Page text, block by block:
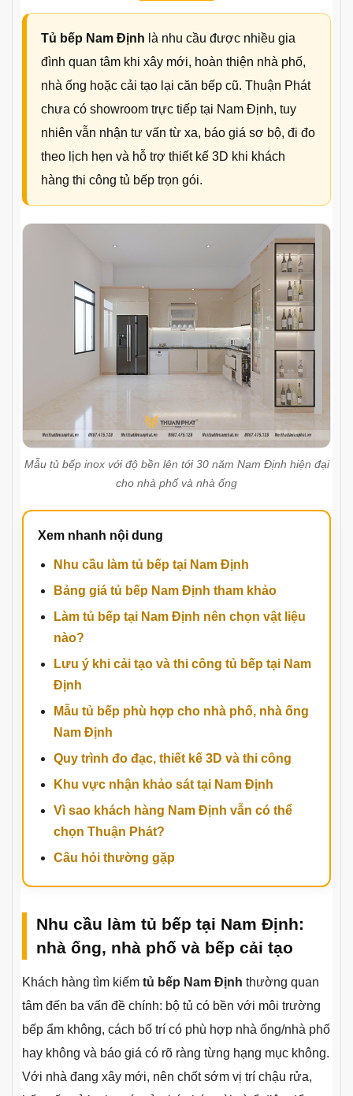
Tủ bếp Nam Định là nhu cầu được nhiều gia
đình quan tâm khi xây mới, hoàn thiện nhà phố,
nhà ống hoặc cải tạo lại căn bếp cũ. Thuận Phát
chưa có showroom trực tiếp tại Nam Định, tuy
nhiên vẫn nhận tư vấn từ xa, báo giá sơ bộ, đi đo
theo lịch hẹn và hỗ trợ thiết kế 3D khi khách
hàng thi công tủ bếp trọn gói.
Mẫu tủ bếp inox với độ bền lên tới 30 năm Nam Định hiện đại
cho nhà phố và nhà ống
Xem nhanh nội dung
Nhu cầu làm tủ bếp tại Nam Định
Bảng giá tủ bếp Nam Định tham khảo
Làm tủ bếp tại Nam Định nên chọn vật liệu
nào?
Lưu ý khi cải tạo và thi công tủ bếp tại Nam
Định
Mẫu tủ bếp phù hợp cho nhà phố, nhà ống
Nam Định
Quy trình đo đạc, thiết kế 3D và thi công
Khu vực nhận khảo sát tại Nam Định
Vì sao khách hàng Nam Định vẫn có thể
chọn Thuận Phát?
Câu hỏi thường gặp
Nhu cầu làm tủ bếp tại Nam Định:
nhà ống, nhà phố và bếp cải tạo
Khách hàng tìm kiếm tủ bếp Nam Định thường quan
tâm đến ba vấn đề chính: bộ tủ có bền với môi trường
bếp ẩm không, cách bố trí có phù hợp nhà ống/nhà phố
hay không và báo giá có rõ ràng từng hạng mục không.
Với nhà đang xây mới, nên chốt sớm vị trí chậu rửa,